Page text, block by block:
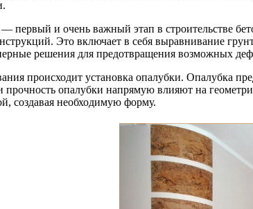
— первый и очень важный этап в строительстве
Это включает в себя выравнивание
решения для предотвращения возможных
происходит установка опалубки. Опалубка
прочность опалубки напрямую влияют на
создавая необходимую форму.